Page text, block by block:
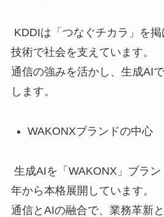
KDDIは「つなぐチカラ」を
技術で社会を支えています。
通信の強みを活かし、生成AI
します。
WAKONXブランドの中心
生成AIを「WAKONX」ブラ
年から本格展開しています。
通信とAIの融合で、業務革新